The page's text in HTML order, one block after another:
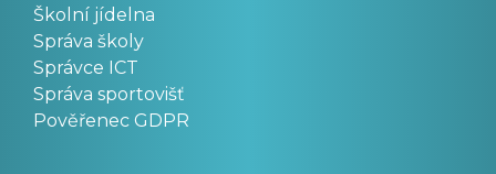
Školní jídelna
Správa školy
Správce ICT
Správa sportovišť
Pověřenec GDPR